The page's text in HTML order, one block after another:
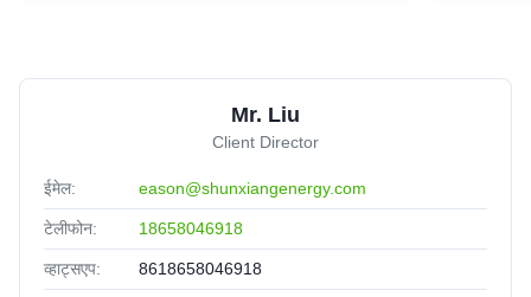
Mr. Liu
Client Director
ईमेल: eason@shunxiangenergy.com
टेलीफोन: 18658046918
व्हाट्सएप: 8618658046918